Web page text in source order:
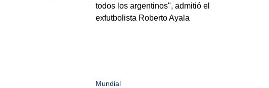
Mundial